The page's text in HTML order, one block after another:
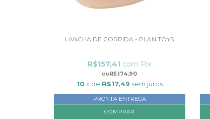
LANCHA DE CORRIDA - PLAN TOYS
R$174,90
R$157,41 com Pix
10 x de R$17,49 sem juros
PRONTA ENTREGA